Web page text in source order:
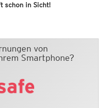
schon in Sicht!
von
Smartphone?